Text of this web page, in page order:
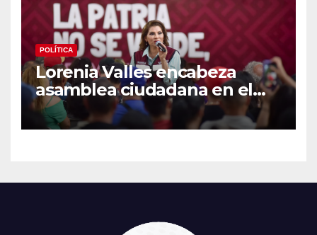
POLÍTICA
Lorenia Valles encabeza
asamblea ciudadana en el
Parque Laura Alicia Frías de
Hermosillo